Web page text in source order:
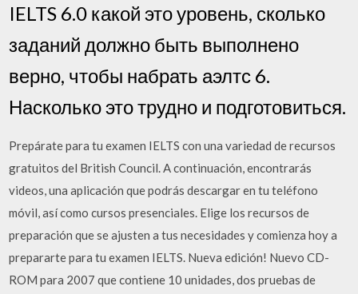
IELTS 6.0 какой это уровень, сколько
заданий должно быть выполнено
верно, чтобы набрать аэлтс 6.
Насколько это трудно и подготовиться.
Prepárate para tu examen IELTS con una variedad de recursos
gratuitos del British Council. A continuación, encontrarás
videos, una aplicación que podrás descargar en tu teléfono
móvil, así como cursos presenciales. Elige los recursos de
preparación que se ajusten a tus necesidades y comienza hoy a
prepararte para tu examen IELTS. Nueva edición! Nuevo CD-
ROM para 2007 que contiene 10 unidades, dos pruebas de